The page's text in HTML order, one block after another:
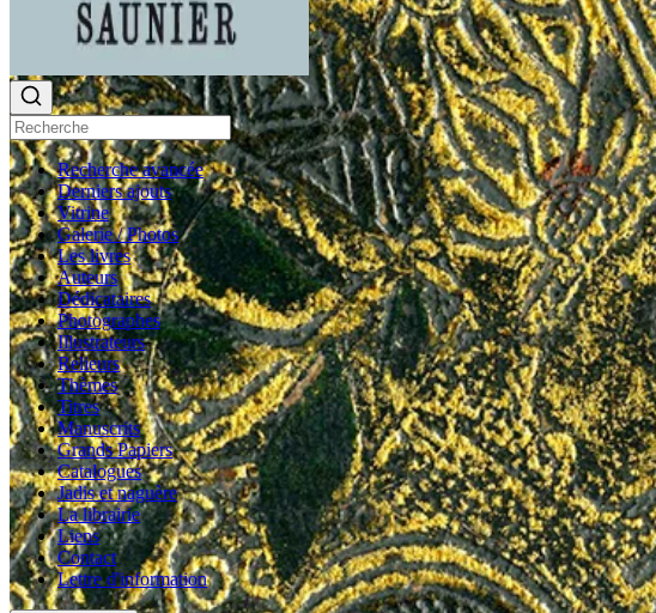
Recherche avancée
Derniers ajouts
Vitrine
Galerie / Photos
Les livres
Auteurs
Dédicataires
Photographes
Illustrateurs
Relieurs
Thèmes
Titres
Manuscrits
Grands Papiers
Catalogues
Jadis et naguère
La librairie
Liens
Contact
Lettre d'information